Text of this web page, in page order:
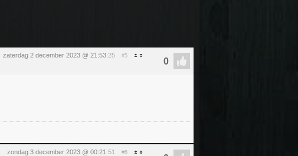
zaterdag 2 december 2023 @ 21:53:25 #5
zondag 3 december 2023 @ 00:21 :51 #6